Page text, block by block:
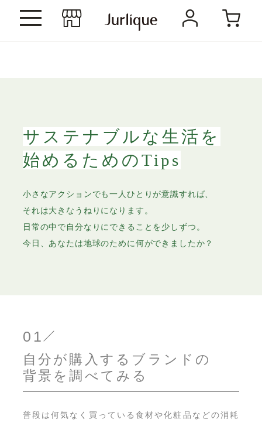
サステナブルな生活を
始めるためのTips
小さなアクションでも一人ひとりが意識すれば、
それは大きなうねりになります。
日常の中で自分なりにできることを少しずつ。
今日、あなたは地球のために何ができましたか？
01
自分が購入するブランドの
背景を調べてみる
普段は何気なく買っている食材や化粧品などの消耗